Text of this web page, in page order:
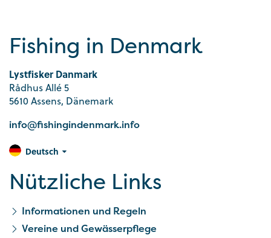
Fishing in Denmark
Lystfisker Danmark
Rådhus Allé 5
5610 Assens, Dänemark
info@fishingindenmark.info
Deutsch
Nützliche Links
Informationen und Regeln
Vereine und Gewässerpflege